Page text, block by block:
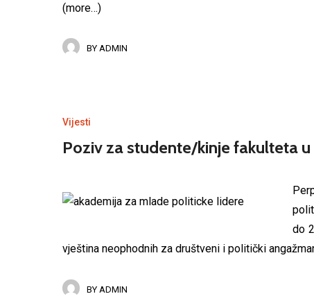
(more…)
BY ADMIN
Vijesti
Poziv za studente/kinje fakulteta u
do
vјeština neophodnih za društveni i politički
BY ADMIN